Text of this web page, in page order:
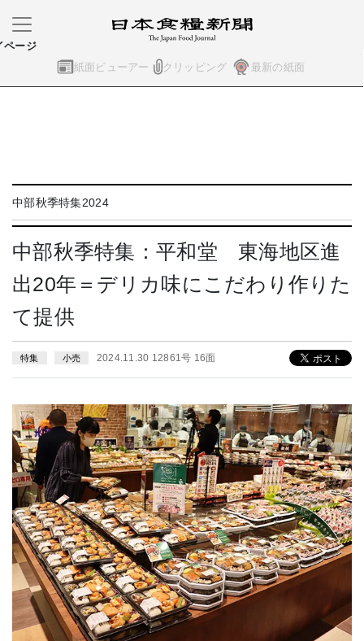
紙面ビューアー クリッピング 最新の紙面
ページ
中部秋季特集2024
中部秋季特集：平和堂 東海地区進
出20年＝デリカ味にこだわり作りた
て提供
特集 小売 2024.11.30 12861号 16面